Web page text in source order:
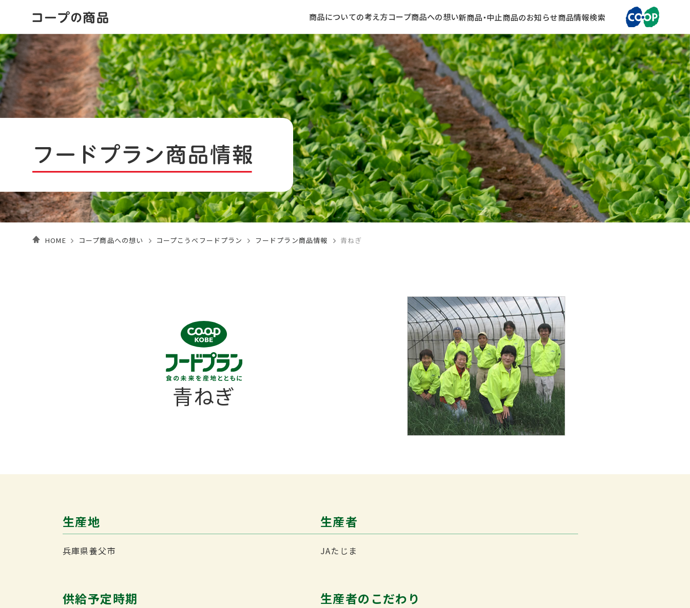
商品についての考え方コープ商品への想い新商品・中止商品のお知らせ商品情報検索
HOME コープ商品への想い コープこうべフードプラン フードプラン商品情報 青ねぎ
青ねぎ
生産地
兵庫県養父市
生産者
JAたじま
供給予定時期 生産者のこだわり